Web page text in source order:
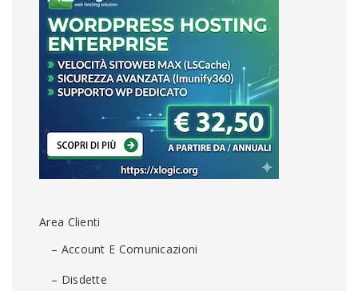
Area Clienti
– Account E Comunicazioni
– Disdette